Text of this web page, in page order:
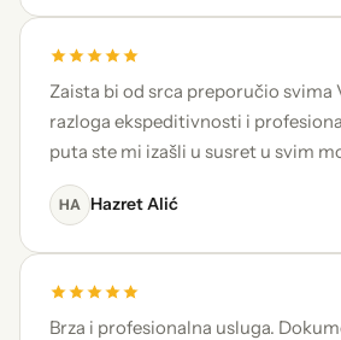
Zaista bi od srca preporučio svima
razloga ekspeditivnosti i
puta ste mi izašli u susret u svim
HA Hazret Alić
Brza i profesionalna usluga.